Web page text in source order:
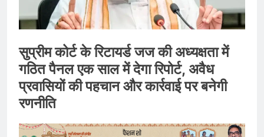
सुप्रीम कोर्ट के रिटायर्ड जज की अध्यक्षता में
गठित पैनल एक साल में देगा रिपोर्ट, अवैध
प्रवासियों की पहचान और कार्रवाई पर बनेगी
रणनीति